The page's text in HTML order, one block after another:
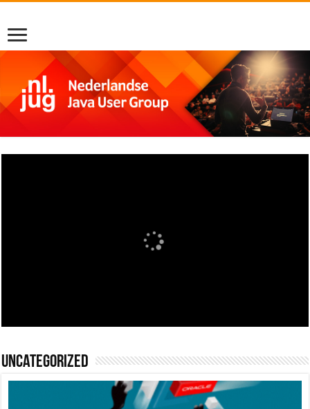
Uncategorized